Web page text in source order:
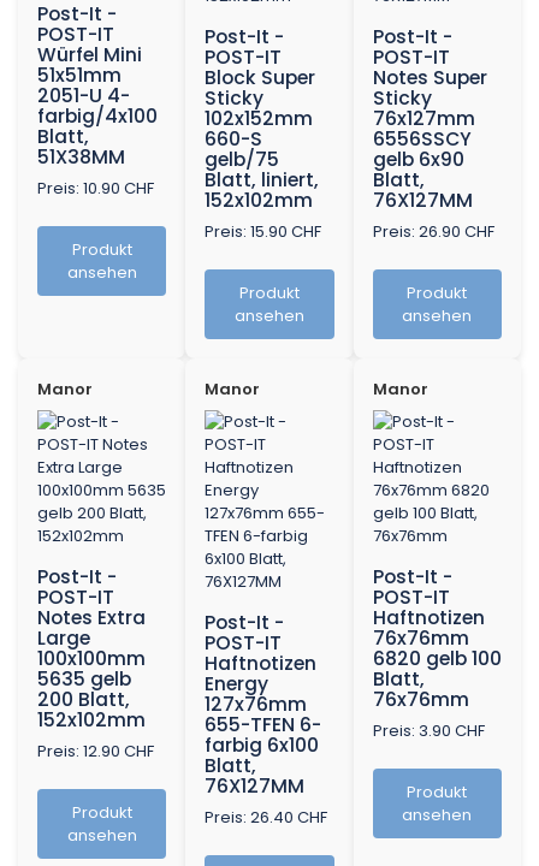
Post-It -
POST-IT
Würfel Mini
51x51mm
2051-U 4-
farbig/4x100
Blatt,
51X38MM
Preis: 10.90 CHF
Produkt
ansehen
Post-It -
POST-IT
Block Super
Sticky
102x152mm
660-S
gelb/75
Blatt, liniert,
152x102mm
Preis: 15.90 CHF
Produkt
ansehen
Post-It -
POST-IT
Notes Super
Sticky
76x127mm
6556SSCY
gelb 6x90
Blatt,
76X127MM
Preis: 26.90 CHF
Produkt
ansehen
Manor
Post-It -
POST-IT
Notes Extra
Large
100x100mm
5635 gelb
200 Blatt,
152x102mm
Preis: 12.90 CHF
Produkt
ansehen
Manor
Post-It -
POST-IT
Haftnotizen
Energy
127x76mm
655-TFEN 6-
farbig 6x100
Blatt,
76X127MM
Preis: 26.40 CHF
Manor
Post-It -
POST-IT
Haftnotizen
76x76mm
6820 gelb 100
Blatt,
76x76mm
Preis: 3.90 CHF
Produkt
ansehen